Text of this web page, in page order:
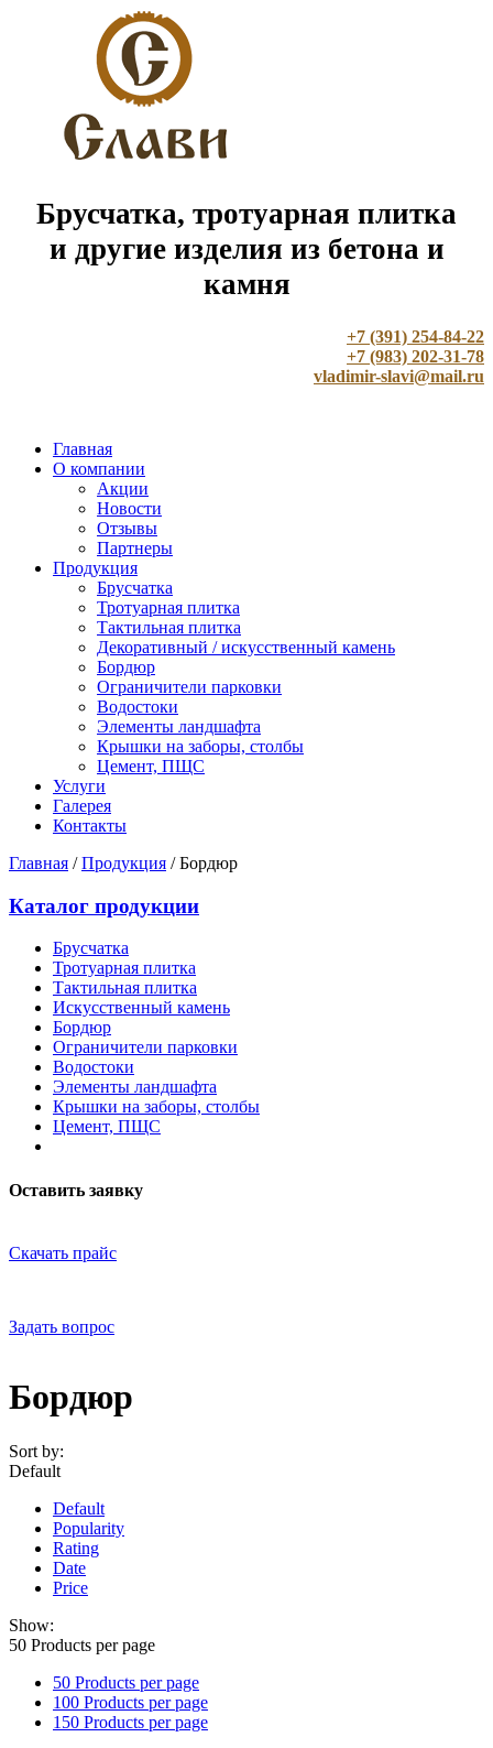
Брусчатка, тротуарная плитка
и другие изделия из бетона и
камня
+7 (391) 254-84-22
+7 (983) 202-31-78
vladimir-slavi@mail.ru
Главная
О компании
Акции
Новости
Отзывы
Партнеры
Продукция
Брусчатка
Тротуарная плитка
Тактильная плитка
Декоративный / искусственный камень
Бордюр
Ограничители парковки
Водостоки
Элементы ландшафта
Крышки на заборы, столбы
Цемент, ПЩС
Услуги
Галерея
Контакты
Главная /Продукция /Бордюр
Каталог продукции
Брусчатка
Тротуарная плитка
Тактильная плитка
Искусственный камень
Бордюр
Ограничители парковки
Водостоки
Элементы ландшафта
Крышки на заборы, столбы
Цемент, ПЩС
Оставить заявку
Скачать прайс
Задать вопрос
Бордюр
Sort by:
Default
Default
Popularity
Rating
Date
Price
Show:
50 Products per page
50 Products per page
100 Products per page
150 Products per page